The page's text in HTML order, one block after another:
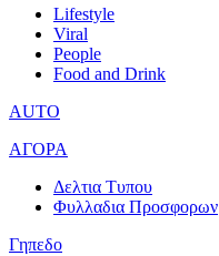
Lifestyle
Viral
People
Food and Drink
AUTO
ΑΓΟΡΑ
Δελτια Τυπου
Φυλλαδια Προσφορων
Γηπεδο